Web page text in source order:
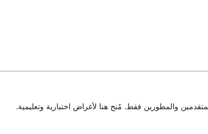
والمطورين فقط. مُنح هنا لأغراض اختبارية وتعليمية.